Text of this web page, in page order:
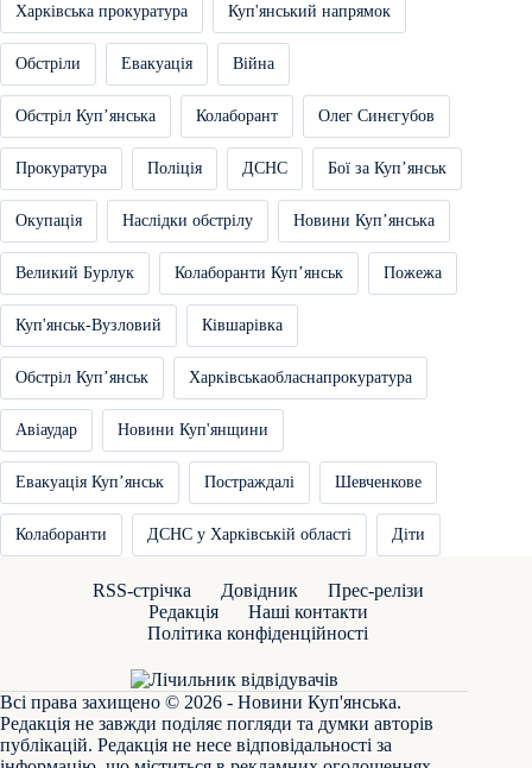
Харківська прокуратура Куп'янський напрямок
Обстріли Евакуація Війна
Обстріл Купʼянська Колаборант Олег Синєгубов
Прокуратура Поліція ДСНС Бої за Купʼянськ
Окупація Наслідки обстрілу Новини Купʼянська
Великий Бурлук Колаборанти Купʼянськ Пожежа
Куп'янськ-Вузловий Ківшарівка
Обстріл Купʼянськ Харківськаобласнапрокуратура
Авіаудар Новини Куп'янщини
Евакуація Купʼянськ Постраждалі Шевченкове
Колаборанти ДСНС у Харківській області Діти
RSS-стрічка Довідник
Прес-релізи
Редакція
Наші контакти
Політика конфіденційності
Всі права захищено © 2026 - Новини Куп'янська.
Редакція не завжди поділяє погляди та думки авторів
публікацій. Редакція не несе відповідальності за